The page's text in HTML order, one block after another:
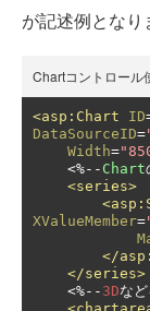
が記述例となり
Chartコントロール
<asp:Chart ID
DataSourceID=
Width=
<%-- Chart
<series>
XValueMember=
</
</series>
<%-- 3Dな